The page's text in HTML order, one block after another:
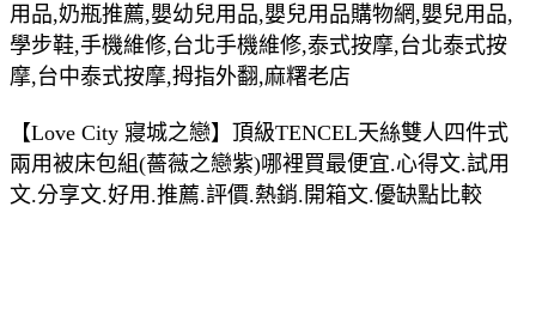
用品,奶瓶推薦,嬰幼兒用品,嬰兒用品購物網,嬰兒用品,
學步鞋,手機維修,台北手機維修,泰式按摩,台北泰式按
摩,台中泰式按摩,拇指外翻,麻糬老店
【Love City 寢城之戀】頂級TENCEL天絲雙人四件式
兩用被床包組(薔薇之戀紫)哪裡買最便宜.心得文.試用
文.分享文.好用.推薦.評價.熱銷.開箱文.優缺點比較